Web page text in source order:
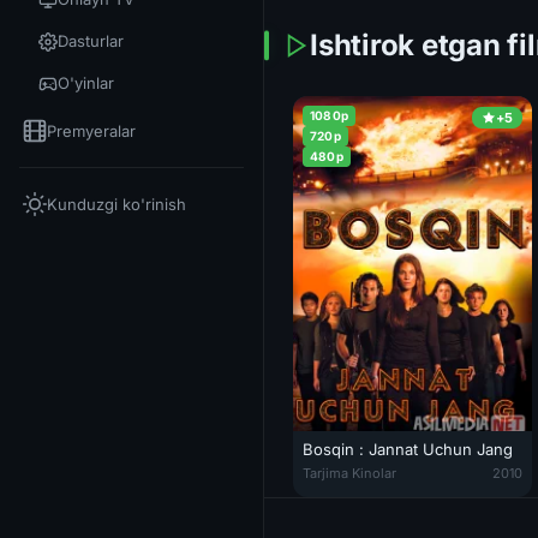
Dasturlar
O'yinlar
Premyeralar
Kunduzgi ko'rinish
Ishtirok etgan
+5
1080p
720p
480p
Bosqin : Jannat Uchun Jang
Bosqin : Jannat Uchun Jang /
Tarjima Kinolar 2010